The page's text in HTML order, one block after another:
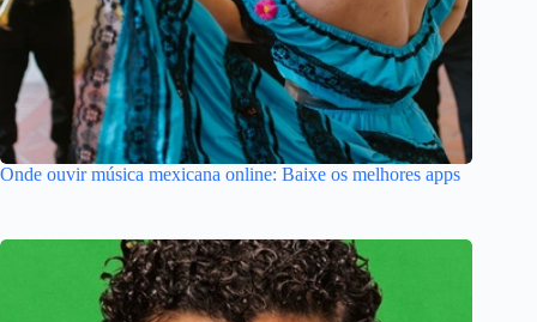
Onde ouvir música mexicana online: Baixe os melhores apps